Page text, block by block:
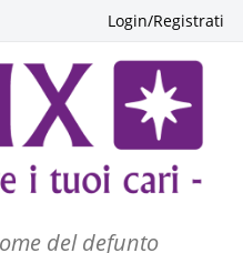
Login/Registrati